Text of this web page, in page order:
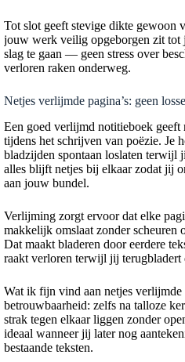
Tot slot geeft stevige dikte gewoon
jouw werk veilig opgeborgen zit tot
slag te gaan — geen stress over
verloren raken onderweg.
Netjes verlijmde pagina’s: geen
Een goed verlijmd notitieboek
tijdens het schrijven van poëzie. Je
bladzijden spontaan loslaten terwijl
alles blijft netjes bij elkaar zodat jij
aan jouw bundel.
Verlijming zorgt ervoor dat elke
makkelijk omslaat zonder scheuren
Dat maakt bladeren door eerdere
raakt verloren terwijl jij terugbladert
Wat ik fijn vind aan netjes verlijmde
betrouwbaarheid: zelfs na talloze
strak tegen elkaar liggen zonder
ideaal wanneer jij later nog
bestaande teksten.